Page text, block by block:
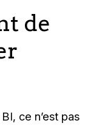
de
ce n’est pas